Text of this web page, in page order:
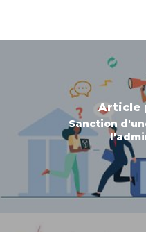
Article
Sanction